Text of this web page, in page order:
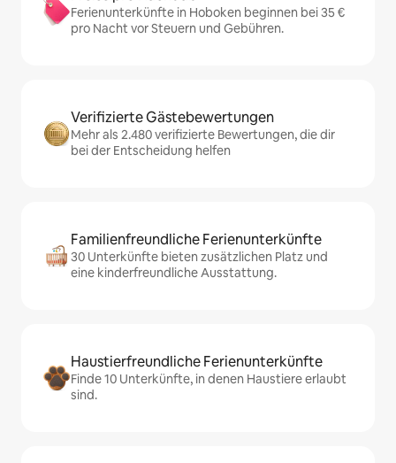
Ferienunterkünfte in Hoboken beginnen bei 35 €
pro Nacht vor Steuern und Gebühren.
Verifizierte Gästebewertungen
Mehr als 2.480 verifizierte Bewertungen, die dir
bei der Entscheidung helfen
Familienfreundliche Ferienunterkünfte
30 Unterkünfte bieten zusätzlichen Platz und
eine kinderfreundliche Ausstattung.
Haustierfreundliche Ferienunterkünfte
Finde 10 Unterkünfte, in denen Haustiere erlaubt
sind.